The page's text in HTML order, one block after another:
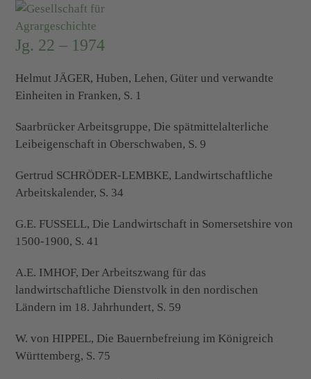
Skip
content
Open
mobile
menu
Close
mobile
menu
Jg. 22 – 1974
Helmut JÄGER, Huben, Lehen, Güter und verwandte
Einheiten in Franken, S. 1
Saarbrücker Arbeitsgruppe, Die spätmittelalterliche
Leibeigenschaft in Oberschwaben, S. 9
Gertrud SCHRÖDER-LEMBKE, Landwirtschaftliche
Arbeitskalender, S. 34
G.E. FUSSELL, Die Landwirtschaft in Somersetshire von
1500-1900, S. 41
A.E. IMHOF, Der Arbeitszwang für das
landwirtschaftliche Dienstvolk in den nordischen
Ländern im 18. Jahrhundert, S. 59
W. von HIPPEL, Die Bauernbefreiung im Königreich
Württemberg, S. 75